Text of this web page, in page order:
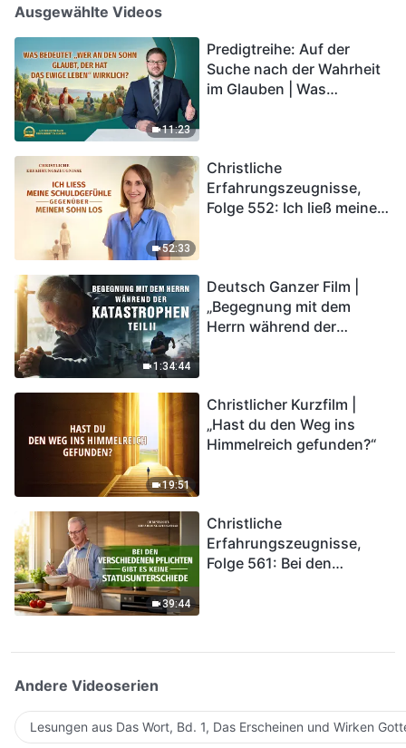
Ausgewählte Videos
11:23
Predigtreihe: Auf der
Suche nach der Wahrheit
im Glauben | Was
52:33
Christliche
Erfahrungszeugnisse,
Folge 552: Ich ließ meine
1:34:44
Deutsch Ganzer Film |
„Begegnung mit dem
Herrn während der
in das Königreich Gottes
eintreten?
19:51
Christlicher Kurzfilm |
„Hast du den Weg ins
Himmelreich gefunden?“
39:44
Christliche
Erfahrungszeugnisse,
Folge 561: Bei den
Andere Videoserien
Lesungen aus Das Wort, Bd. 1, Das Erscheinen und Wirken